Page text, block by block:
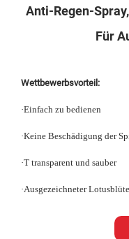
Anti-Regen-
Für
Wettbewerbsvorteil:
·Einfach zu bedienen
·Keine Beschädigung der
·T transparent und sauber
·Ausgezeichneter